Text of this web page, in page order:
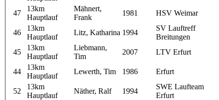
47
13km
Hauptlauf
Mähnert,
Frank
1981 HSV Weimar
46
13km
Hauptlauf
Litz, Katharina 1994
SV Lauftreff
Breitungen
45
13km
Hauptlauf
Liebmann,
Tim
2007 LTV Erfurt
44
13km
Hauptlauf
Lewerth, Tim 1986 Erfurt
52
13km
Hauptlauf
Näther, Ralf 1994
SWE Laufteam
Erfurt